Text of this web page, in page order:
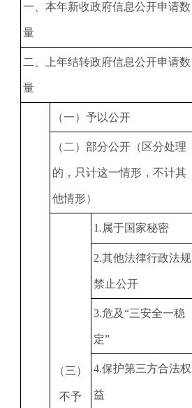
一、本年新收政府信息公开申请数
量
二、上年结转政府信息公开申请数
量
（一）予以公开
（二）部分公开（区分处理
的，只计这一情形，不计其
他情形）
（三）
不予
1 .属于国家秘密
2.其他法律行政法规
禁止公开
3.危及“三安全一稳
定”
4.保护第三方合法权
益